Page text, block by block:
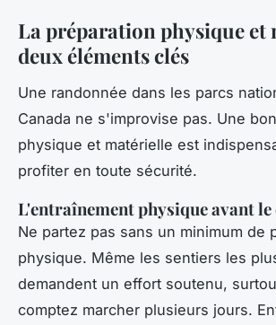
La préparation physique et
deux éléments clés
Une randonnée dans les parcs
Canada ne s'improvise pas. Une
physique et matérielle est
profiter en toute sécurité.
L'entraînement physique avant
Ne partez pas sans un minimum de
physique. Même les sentiers les
demandent un effort soutenu,
comptez marcher plusieurs jours.